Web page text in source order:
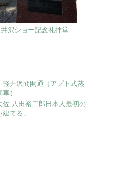
沢ショー記念礼拝堂
井沢間開通（アプト式蒸
）
佐 八田裕二郎日本人最初の
建てる。